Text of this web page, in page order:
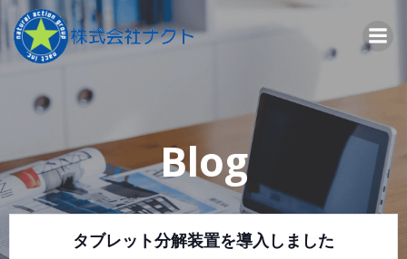
ン
へ
キ
ッ
プ
Blog
タブレット分解装置を導入しました